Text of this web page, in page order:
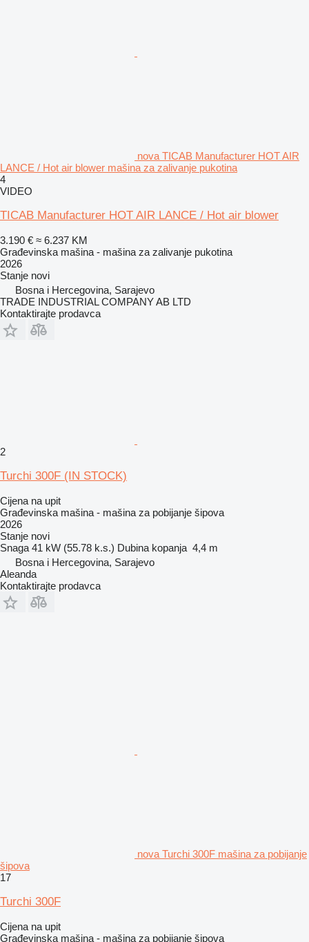
nova TICAB Manufacturer HOT AIR
LANCE / Hot air blower mašina za zalivanje pukotina
4
VIDEO
TICAB Manufacturer HOT AIR LANCE / Hot air blower
3.190 € ≈ 6.237 KM
Građevinska mašina - mašina za zalivanje pukotina
2026
Stanje novi
Bosna i Hercegovina, Sarajevo
TRADE INDUSTRIAL COMPANY AB LTD
Kontaktirajte prodavca
2
Turchi 300F (IN STOCK)
Cijena na upit
Građevinska mašina - mašina za pobijanje šipova
2026
Stanje novi
Snaga 41 kW (55.78 k.s.) Dubina kopanja 4,4 m
Bosna i Hercegovina, Sarajevo
Aleanda
Kontaktirajte prodavca
nova Turchi 300F mašina za pobijanje
šipova
17
Turchi 300F
Cijena na upit
Građevinska mašina - mašina za pobijanje šipova